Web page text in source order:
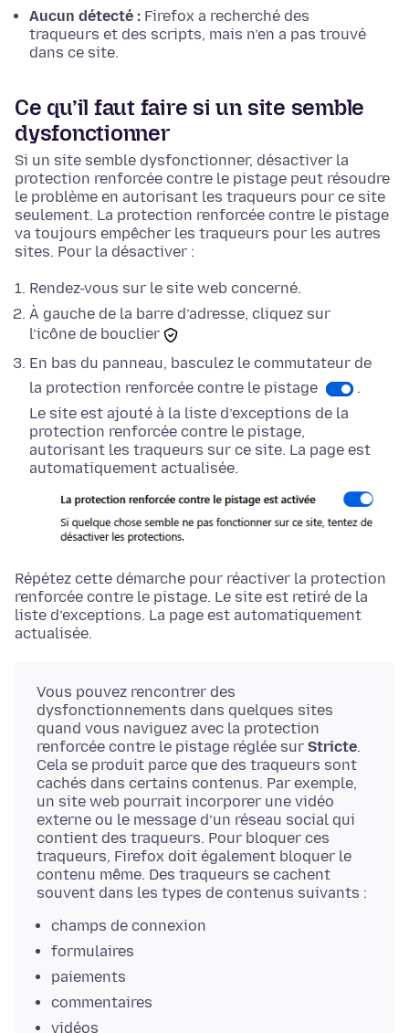
Aucun détecté : Firefox a recherché des
traqueurs et des scripts, mais n’en a pas trouvé
dans ce site.
Ce qu’il faut faire si un site semble
dysfonctionner
Si un site semble dysfonctionner, désactiver la
protection renforcée contre le pistage peut résoudre
le problème en autorisant les traqueurs pour ce site
seulement. La protection renforcée contre le pistage
va toujours empêcher les traqueurs pour les autres
sites. Pour la désactiver :
Rendez-vous sur le site web concerné.
À gauche de la barre d’adresse, cliquez sur
l’icône de bouclier
En bas du panneau, basculez le commutateur de
la protection renforcée contre le pistage
.
Le site est ajouté à la liste d’exceptions de la
protection renforcée contre le pistage,
autorisant les traqueurs sur ce site. La page est
automatiquement actualisée.
Répétez cette démarche pour réactiver la protection
renforcée contre le pistage. Le site est retiré de la
liste d’exceptions. La page est automatiquement
actualisée.
Vous pouvez rencontrer des
dysfonctionnements dans quelques sites
quand vous naviguez avec la protection
renforcée contre le pistage réglée sur Stricte.
Cela se produit parce que des traqueurs sont
cachés dans certains contenus. Par exemple,
un site web pourrait incorporer une vidéo
externe ou le message d’un réseau social qui
contient des traqueurs. Pour bloquer ces
traqueurs, Firefox doit également bloquer le
contenu même. Des traqueurs se cachent
souvent dans les types de contenus suivants :
champs de connexion
formulaires
paiements
commentaires
vidéos